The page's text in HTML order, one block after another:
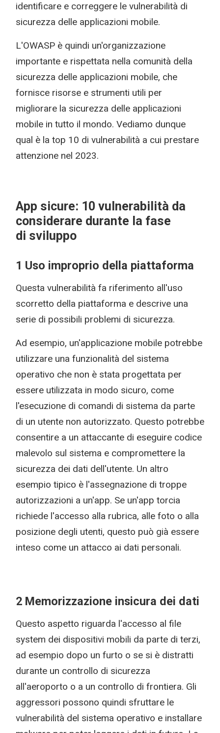
identificare e correggere le vulnerabilità di
sicurezza delle applicazioni mobile.
L'OWASP è quindi un'organizzazione
importante e rispettata nella comunità della
sicurezza delle applicazioni mobile, che
fornisce risorse e strumenti utili per
migliorare la sicurezza delle applicazioni
mobile in tutto il mondo. Vediamo dunque
qual è la top 10 di vulnerabilità a cui prestare
attenzione nel 2023.
App sicure: 10 vulnerabilità da
considerare durante la fase
di sviluppo
1 Uso improprio della piattaforma
Questa vulnerabilità fa riferimento all'uso
scorretto della piattaforma e descrive una
serie di possibili problemi di sicurezza.
Ad esempio, un'applicazione mobile potrebbe
utilizzare una funzionalità del sistema
operativo che non è stata progettata per
essere utilizzata in modo sicuro, come
l'esecuzione di comandi di sistema da parte
di un utente non autorizzato. Questo potrebbe
consentire a un attaccante di eseguire codice
malevolo sul sistema e compromettere la
sicurezza dei dati dell'utente. Un altro
esempio tipico è l'assegnazione di troppe
autorizzazioni a un'app. Se un'app torcia
richiede l'accesso alla rubrica, alle foto o alla
posizione degli utenti, questo può già essere
inteso come un attacco ai dati personali.
2 Memorizzazione insicura dei dati
Questo aspetto riguarda l'accesso al file
system dei dispositivi mobili da parte di terzi,
ad esempio dopo un furto o se si è distratti
durante un controllo di sicurezza
all'aeroporto o a un controllo di frontiera. Gli
aggressori possono quindi sfruttare le
vulnerabilità del sistema operativo e installare